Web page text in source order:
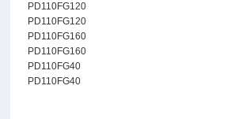
PD110FG120
PD110FG120
PD110FG160
PD110FG160
PD110FG40
PD110FG40